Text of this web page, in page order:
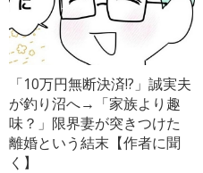
「10万円無断決済!?」誠実夫
が釣り沼へ→「家族より趣
味？」限界妻が突きつけた
離婚という結末【作者に聞
く】